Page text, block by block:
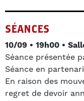
SÉANCES
10/09 • 19h00 •
Séance présentée
Séance en
En raison des
regret de devoir